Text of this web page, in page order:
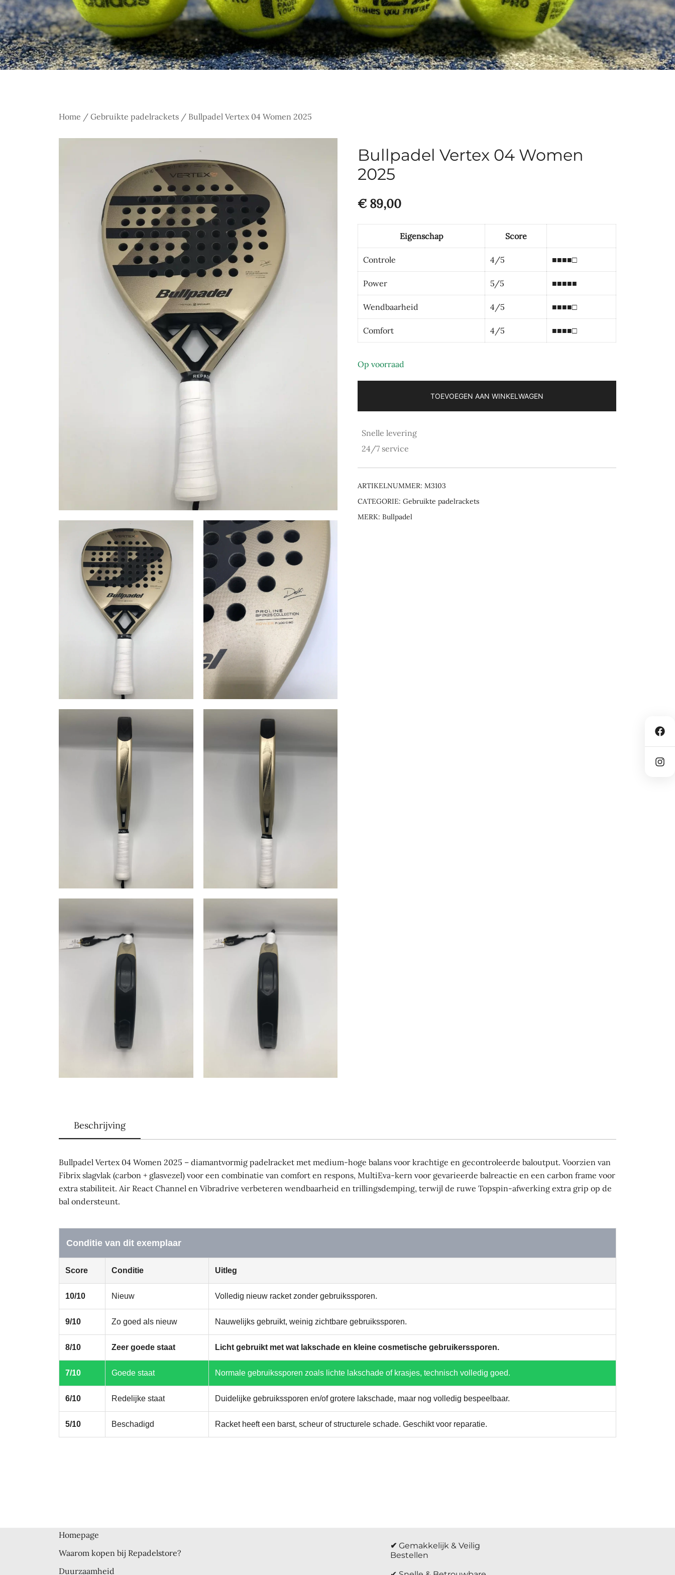
Home / Gebruikte padelrackets / Bullpadel Vertex 04 Women 2025
Bullpadel Vertex 04 Women
2025
€89,00
Eigenschap Score
Controle 4/5 ■■■■□
Power 5/5 ■■■■■
Wendbaarheid 4/5 ■■■■□
Comfort 4/5 ■■■■□
Op voorraad
TOEVOEGEN AAN WINKELWAGEN
Snelle levering
24/7 service
ARTIKELNUMMER: M3103
CATEGORIE: Gebruikte padelrackets
MERK: Bullpadel
Beschrijving
Bullpadel Vertex 04 Women 2025 – diamantvormig padelracket met medium-hoge balans voor krachtige en gecontroleerde baloutput. Voorzien van
Fibrix slagvlak (carbon + glasvezel) voor een combinatie van comfort en respons, MultiEva-kern voor gevarieerde balreactie en een carbon frame voor
extra stabiliteit. Air React Channel en Vibradrive verbeteren wendbaarheid en trillingsdemping, terwijl de ruwe Topspin-afwerking extra grip op de
bal ondersteunt.
Conditie van dit exemplaar
Score Conditie Uitleg
10/10 Nieuw Volledig nieuw racket zonder gebruikssporen.
9/10 Zo goed als nieuw Nauwelijks gebruikt, weinig zichtbare gebruikssporen.
8/10 Zeer goede staat Licht gebruikt met wat lakschade en kleine cosmetische gebruikerssporen.
7/10 Goede staat Normale gebruikssporen zoals lichte lakschade of krasjes, technisch volledig goed.
6/10 Redelijke staat Duidelijke gebruikssporen en/of grotere lakschade, maar nog volledig bespeelbaar.
5/10 Beschadigd Racket heeft een barst, scheur of structurele schade. Geschikt voor reparatie.
Homepage
Waarom kopen bij Repadelstore?
Duurzaamheid
✔ Gemakkelijk & Veilig
Bestellen